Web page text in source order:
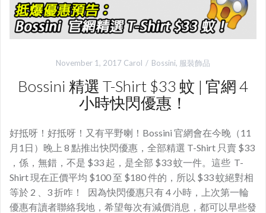
November 1, 2017 Carol Bossini, 服裝飾品
Bossini 精選 T-Shirt $33 蚊 | 官網 4
小時快閃優惠！
好抵呀！好抵呀！又有平野喇！Bossini 官網會在今晚（11
月1日）晚上 8 點推出快閃優惠，全部精選 T-Shirt 只賣 $33
，係，無錯，不是 $33 起，是全部 $33 蚊一件。這些 T-
Shirt 現在正價平均 $100 至 $180 件的，所以 $33 蚊絕對相
等於 2 、3 折咋！ 因為快閃優惠只有 4 小時，上次第一輪
優惠有讀者聯絡我地，希望每次有減價消息，都可以早些發